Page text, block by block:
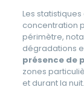
Les
concentration
périmètre,
dégradations
présence de
zones
et durant la nuit.